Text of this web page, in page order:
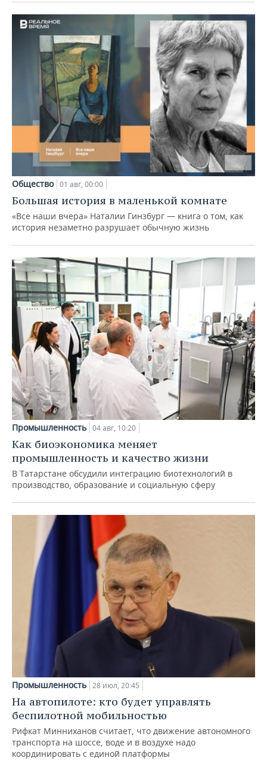
Общество 01 авг, 00:00
Большая история в маленькой комнате
«Все наши вчера» Наталии Гинзбург — книга о том, как
история незаметно разрушает обычную жизнь
Промышленность 04 авг, 10:20
Как биоэкономика меняет
промышленность и качество жизни
В Татарстане обсудили интеграцию биотехнологий в
производство, образование и социальную сферу
Промышленность 28 июл, 20:45
На автопилоте: кто будет управлять
беспилотной мобильностью
Рифкат Минниханов считает, что движение автономного
транспорта на шоссе, воде и в воздухе надо
координировать с единой платформы